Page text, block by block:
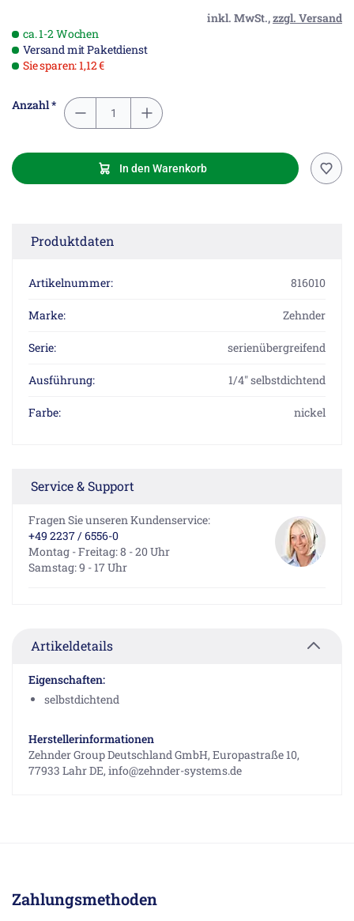
inkl. MwSt.,zzgl. Versand
ca. 1-2 Wochen
Versand mit Paketdienst
Sie sparen: 1,12 €
Anzahl *
In den Warenkorb
Produktdaten
Artikelnummer: 816010
Marke: Zehnder
Serie: serienübergreifend
Ausführung: 1/4" selbstdichtend
Farbe: nickel
Service & Support
Fragen Sie unseren Kundenservice:
+49 2237 / 6556-0
Montag - Freitag: 8 - 20 Uhr
Samstag: 9 - 17 Uhr
Artikeldetails
Eigenschaften:
selbstdichtend
Herstellerinformationen
Zehnder Group Deutschland GmbH, Europastraße 10,
77933 Lahr DE, info@zehnder-systems.de
Zahlungsmethoden